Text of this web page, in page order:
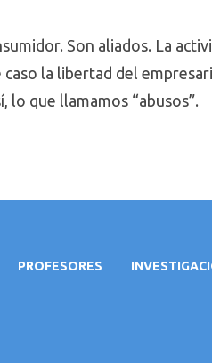
Son aliados. La
la libertad del
lo que llamamos “abusos”.
PROFESORES